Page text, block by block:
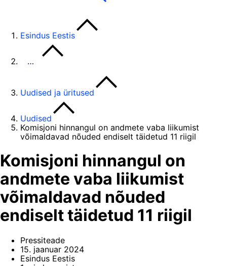
Esindus Eestis
…
Uudised ja üritused
Uudised
Komisjoni hinnangul on andmete vaba liikumist
võimaldavad nõuded endiselt täidetud 11 riigil
Komisjoni hinnangul on
andmete vaba liikumist
võimaldavad nõuded
endiselt täidetud 11 riigil
Pressiteade
15. jaanuar 2024
Esindus Eestis